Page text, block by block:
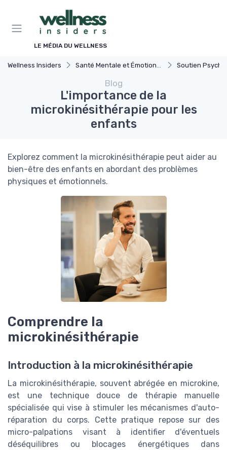
LE MÉDIA DU WELLNESS
Wellness Insiders Santé Mentale et Émotionnelle Soutien
Blog
L'importance de la
microkinésithérapie pour les
enfants
Explorez comment la microkinésithérapie peut aider au
bien-être des enfants en abordant des problèmes
physiques et émotionnels.
Comprendre la
microkinésithérapie
Introduction à la microkinésithérapie
La microkinésithérapie, souvent abrégée en microkine,
est une technique douce de thérapie manuelle
spécialisée qui vise à stimuler les mécanismes d'auto-
réparation du corps. Cette pratique repose sur des
micro-palpations visant à identifier d'éventuels
déséquilibres ou blocages énergétiques dans